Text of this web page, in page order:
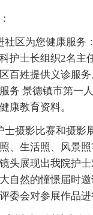
社区为您健康服务
护士长组织2名主
百姓提供义诊服
务 景德镇市第一
康教育资料。
士摄影比赛和摄影
、生活照、风景
头展现出我院护士
自然的憧憬届时
委会对参展作品进